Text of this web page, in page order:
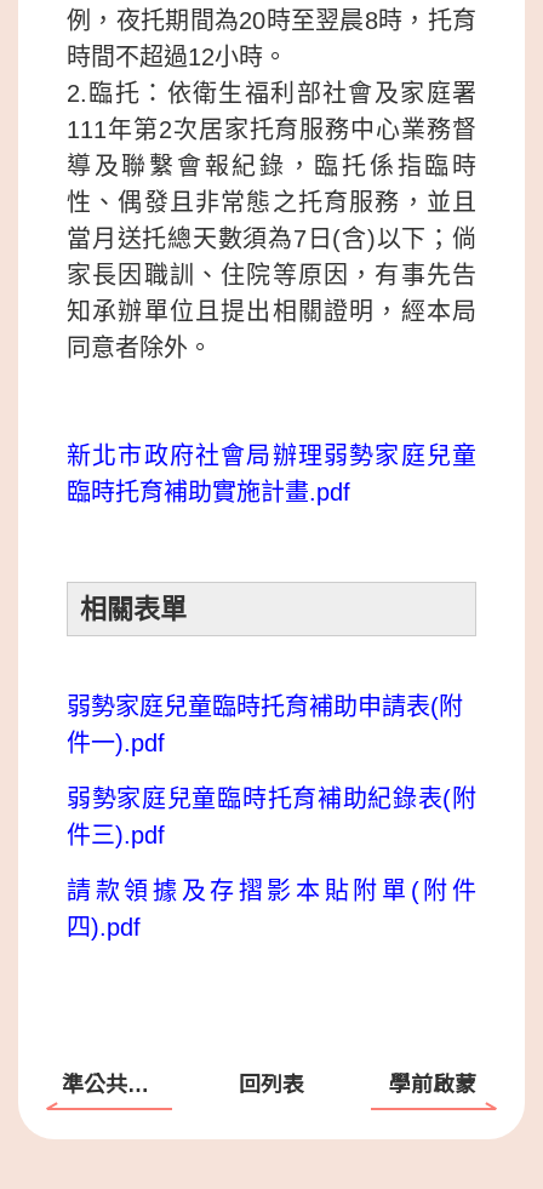
例，夜托期間為20時至翌晨8時，托育
時間不超過12小時。
2.臨托：依衛生福利部社會及家庭署
111年第2次居家托育服務中心業務督
導及聯繫會報紀錄，臨托係指臨時
性、偶發且非常態之托育服務，並且
當月送托總天數須為7日(含)以下；倘
家長因職訓、住院等原因，有事先告
知承辦單位且提出相關證明，經本局
同意者除外。
新北市政府社會局辦理弱勢家庭兒童
臨時托育補助實施計畫.pdf
相關表單
弱勢家庭兒童臨時托育補助申請表(附
件一).pdf
弱勢家庭兒童臨時托育補助紀錄表(附
件三).pdf
請款領據及存摺影本貼附單(附件
四).pdf
準公共化暨合作聯盟補助 回列表 學前啟蒙